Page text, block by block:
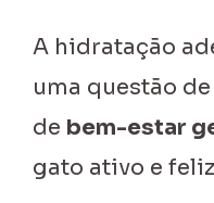
A hidratação
uma questão
de bem-estar
gato ativo e